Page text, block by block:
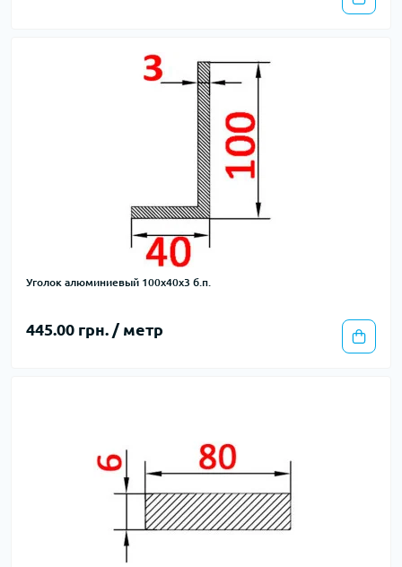
Уголок алюминиевый 100х40х3 б.п.
445.00 грн. / метр